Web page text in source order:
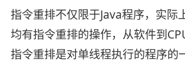
指令重排不仅限于Java程序，实际
均有指令重排的操作，从软件到
指令重排是对单线程执行的程序的